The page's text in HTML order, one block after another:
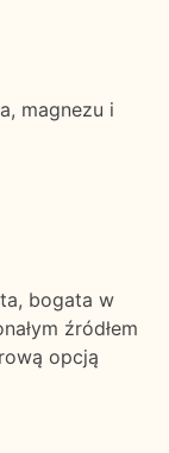
magnezu i
bogata w
źródłem
opcją